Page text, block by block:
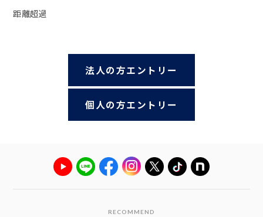
距離超過
法人の方エントリー
個人の方エントリー
RECOMMEND